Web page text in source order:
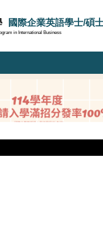
國際企業英語學士/碩
in International Business